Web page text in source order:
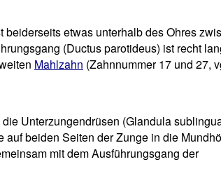
etwas unterhalb des Ohres
(Ductus parotideus) ist recht
Mahlzahn (Zahnnummer 17 und 27,
Unterzungendrüsen (Glandula
auf beiden Seiten der Zunge in die
mit dem Ausführungsgang der